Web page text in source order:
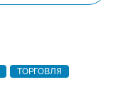
ТОРГОВЛЯ